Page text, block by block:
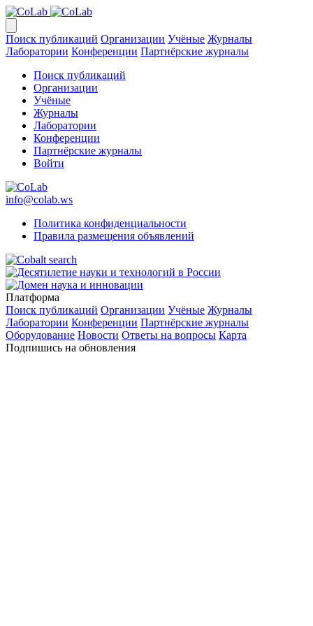
Поиск публикаций Организации Учёные Журналы
Лаборатории Конференции Партнёрские журналы
Поиск публикаций
Организации
Учёные
Журналы
Лаборатории
Конференции
Партнёрские журналы
Войти
info@colab.ws
Политика конфиденциальности
Правила размещения объявлений
Платформа
Поиск публикаций Организации Учёные Журналы
Лаборатории Конференции Партнёрские журналы
Оборудование Новости Ответы на вопросы Карта
Подпишись на обновления